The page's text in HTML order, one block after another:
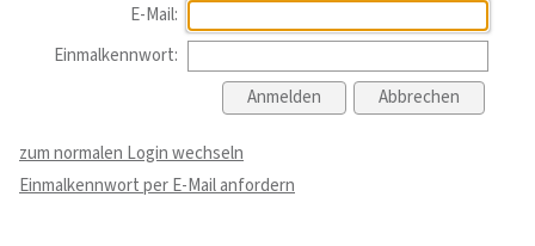
E-Mail:
Einmalkennwort:
zum normalen Login wechseln
Einmalkennwort per E-Mail anfordern